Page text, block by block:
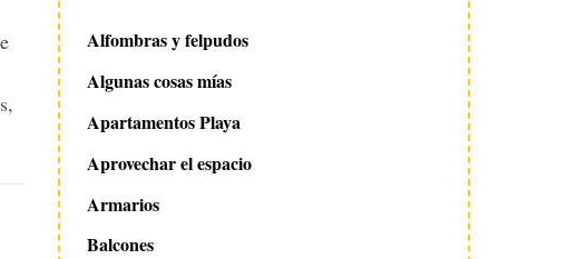
Alfombras y felpudos
Algunas cosas mías
Apartamentos Playa
Aprovechar el espacio
Armarios
Balcones